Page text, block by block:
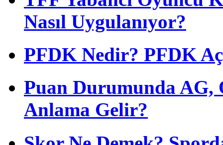
Nasıl Uygulanıyor?
PFDK Nedir? PFDK
Puan Durumunda AG,
Anlama Gelir?